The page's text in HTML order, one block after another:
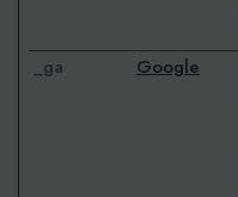
_ga Google